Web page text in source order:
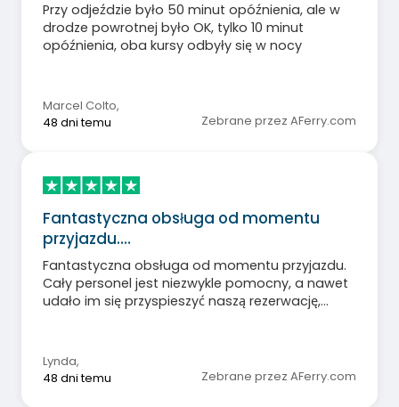
Przy odjeździe było 50 minut opóźnienia, ale w
drodze powrotnej było OK, tylko 10 minut
opóźnienia, oba kursy odbyły się w nocy
Marcel Colto,
48 dni temu
Zebrane przez AFerry.com
Fantastyczna obsługa od momentu
przyjazdu.…
Fantastyczna obsługa od momentu przyjazdu.
Cały personel jest niezwykle pomocny, a nawet
udało im się przyspieszyć naszą rezerwację,
Lynda,
48 dni temu
Zebrane przez AFerry.com